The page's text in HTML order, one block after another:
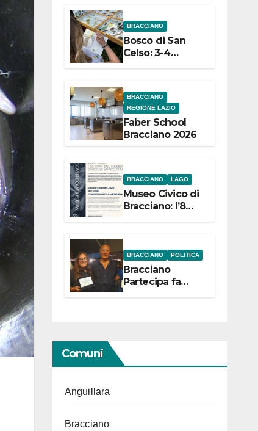
dell’Etruria
Meridionale
BRACCIANO
Bosco di San
Celso: 3-4
settembre
Festival “Storie
in cielo e in
terra”
BRACCIANO
REGIONE LAZIO
Faber School
Bracciano 2026
BRACCIANO LAGO
Museo Civico di
Bracciano: l’8
“Conservare la
memoria”
BRACCIANO POLITICA
Bracciano
Partecipa fa
centro con due
Comuni
Anguillara
Bracciano